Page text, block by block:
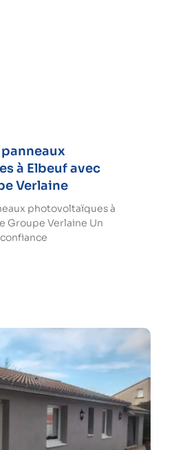
à Elbeuf avec
Verlaine
photovoltaïques à
Groupe Verlaine Un